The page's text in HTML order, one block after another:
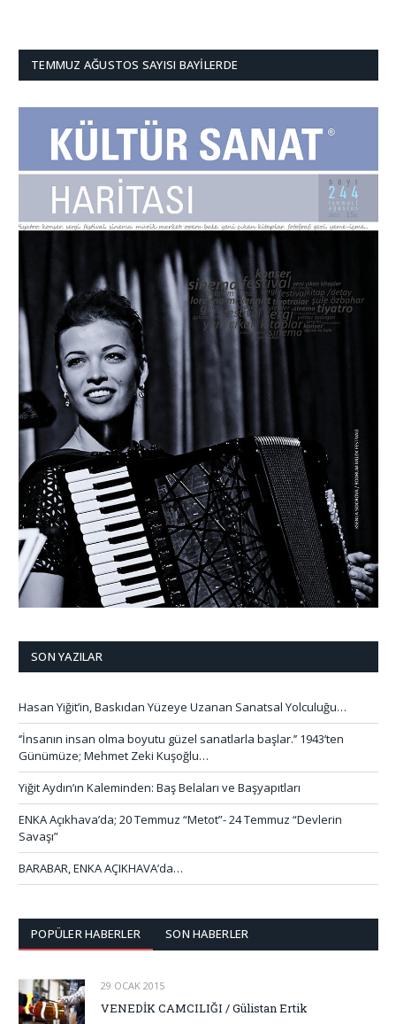
TEMMUZ AĞUSTOS SAYISI BAYILERDE
SON YAZILAR
Hasan Yiğit’in, Baskıdan Yüzeye Uzanan Sanatsal Yolculuğu…
‘’İnsanın insan olma boyutu güzel sanatlarla başlar.’’ 1943’ten
Günümüze; Mehmet Zeki Kuşoğlu…
Yiğit Aydın’ın Kaleminden: Baş Belaları ve Başyapıtları
ENKA Açıkhava’da; 20 Temmuz “Metot”- 24 Temmuz “Devlerin
Savaşı”
BARABAR, ENKA AÇIKHAVA’da…
POPÜLER HABERLER SON HABERLER
29 OCAK 2015
VENEDİK CAMCILIĞI / Gülistan Ertik